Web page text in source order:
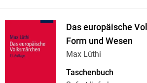
Das europäische
Form und Wesen
Max Lüthi
Taschenbuch